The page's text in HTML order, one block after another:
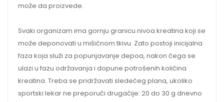
može da proizvede.
Svaki organizam ima gornju granicu nivoa kreatina koji se
može deponovati u mišićnom tkivu. Zato postoji inicijalna
faza koja služi za popunjavanje depoa, nakon čega se
ulazi u fazu održavanja i dopune potrošenih količina
kreatina. Treba se pridržavati sledećeg plana, ukoliko
sportski lekar ne preporuči drugačije: 20 do 30 g dnevno